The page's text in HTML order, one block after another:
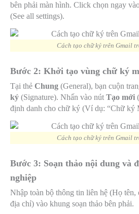
bên phải màn hình. Click chọn ngay
(See all settings).
Cách tạo chữ ký trên Gmail
Bước 2: Khởi tạo vùng chữ ký
Tại thẻ Chung (General), bạn cuộn
ký (Signature). Nhấn vào nút Tạo mới
định danh cho chữ ký (Ví dụ: “Chữ ký
Cách tạo chữ ký trên Gmail
Bước 3: Soạn thảo nội dung và
nghiệp
Nhập toàn bộ thông tin liên hệ (Họ tên,
địa chỉ) vào khung soạn thảo bên phải.